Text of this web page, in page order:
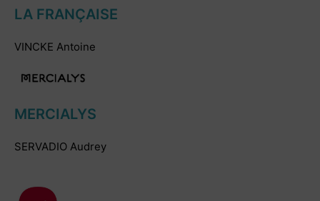
LA FRANÇAISE
VINCKE Antoine
MERCIALYS
SERVADIO Audrey